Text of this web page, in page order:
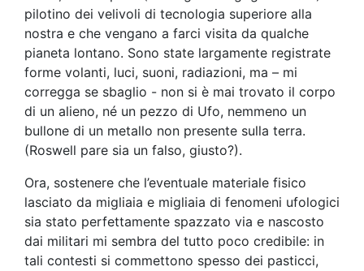
pilotino dei velivoli di tecnologia superiore alla
nostra e che vengano a farci visita da qualche
pianeta lontano. Sono state largamente registrate
forme volanti, luci, suoni, radiazioni, ma – mi
corregga se sbaglio - non si è mai trovato il corpo
di un alieno, né un pezzo di Ufo, nemmeno un
bullone di un metallo non presente sulla terra.
(Roswell pare sia un falso, giusto?).
Ora, sostenere che l’eventuale materiale fisico
lasciato da migliaia e migliaia di fenomeni ufologici
sia stato perfettamente spazzato via e nascosto
dai militari mi sembra del tutto poco credibile: in
tali contesti si commettono spesso dei pasticci,